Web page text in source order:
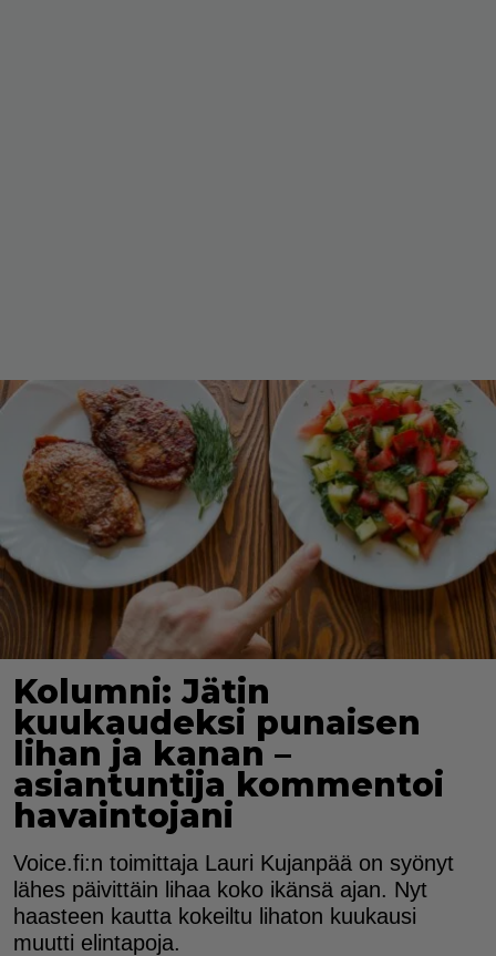
Kolumni: Jätin
kuukaudeksi punaisen
lihan ja kanan –
asiantuntija kommentoi
havaintojani
Voice.fi:n toimittaja Lauri Kujanpää on syönyt
lähes päivittäin lihaa koko ikänsä ajan. Nyt
haasteen kautta kokeiltu lihaton kuukausi
muutti elintapoja.